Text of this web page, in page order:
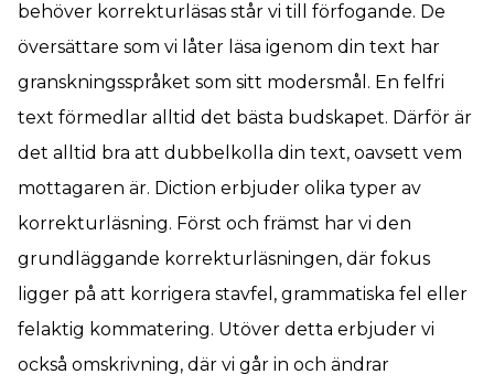
behöver korrekturläsas står vi till förfogande. De
översättare som vi låter läsa igenom din text har
granskningsspråket som sitt modersmål. En felfri
text förmedlar alltid det bästa budskapet. Därför är
det alltid bra att dubbelkolla din text, oavsett vem
mottagaren är. Diction erbjuder olika typer av
korrekturläsning. Först och främst har vi den
grundläggande korrekturläsningen, där fokus
ligger på att korrigera stavfel, grammatiska fel eller
felaktig kommatering. Utöver detta erbjuder vi
också omskrivning, där vi går in och ändrar